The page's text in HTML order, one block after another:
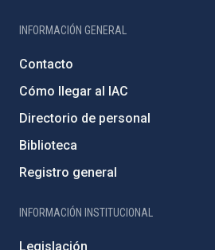
INFORMACIÓN GENERAL
Contacto
Cómo llegar al IAC
Directorio de personal
Biblioteca
Registro general
INFORMACIÓN INSTITUCIONAL
Legislación